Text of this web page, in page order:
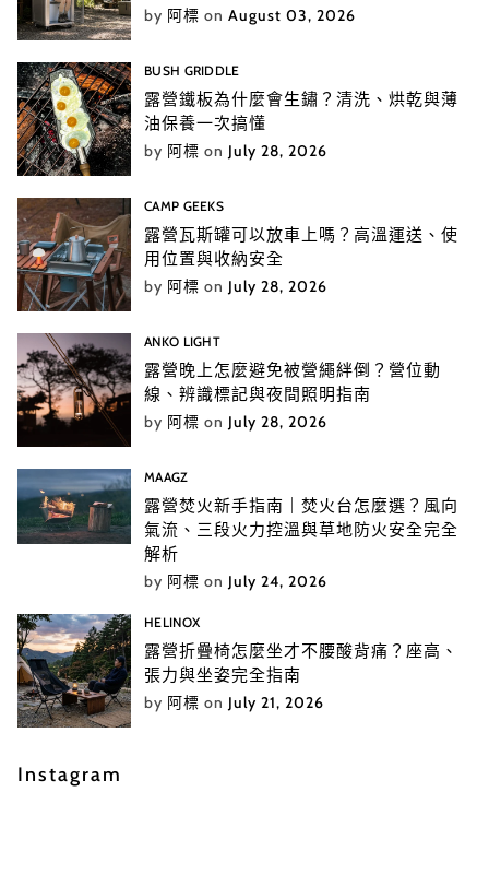
by 阿標 on August 03, 2026
BUSH GRIDDLE
露營鐵板為什麼會生鏽？清洗、烘乾與薄
油保養一次搞懂
by 阿標 on July 28, 2026
CAMP GEEKS
露營瓦斯罐可以放車上嗎？高溫運送、使
用位置與收納安全
by 阿標 on July 28, 2026
ANKO LIGHT
露營晚上怎麼避免被營繩絆倒？營位動
線、辨識標記與夜間照明指南
by 阿標 on July 28, 2026
MAAGZ
露營焚火新手指南｜焚火台怎麼選？風向
氣流、三段火力控溫與草地防火安全完全
解析
by 阿標 on July 24, 2026
HELINOX
露營折疊椅怎麼坐才不腰酸背痛？座高、
張力與坐姿完全指南
by 阿標 on July 21, 2026
Instagram